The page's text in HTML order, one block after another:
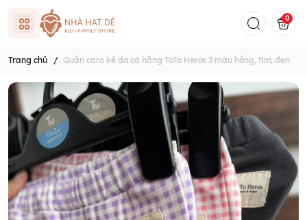
0
Trang chủ / Quần caro kẻ da cá hãng ToTo Heros 3 màu hồng, tím, đen